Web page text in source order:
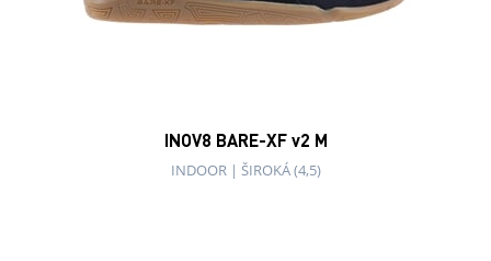
INOV8 BARE-XF v2 M
INDOOR | ŠIROKÁ (4,5)